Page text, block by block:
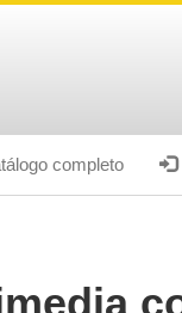
completo